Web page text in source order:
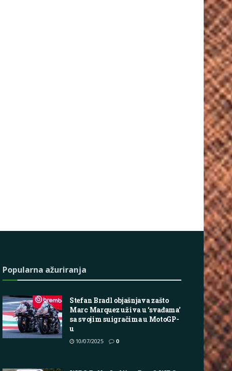
Popularna ažuriranja
Stefan Bradl objašnjava zašto
Marc Marquez uživa u ‘svađama’
sa svojim suigračima u MotoGP-
u
10/07/2025 0